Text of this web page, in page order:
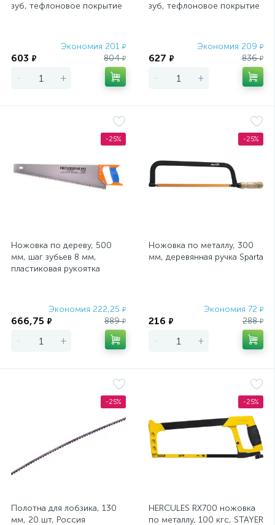
зуб, тефлоновое покрытие
Экономия 201 ₽
603 ₽ 804₽
- +
зуб, тефлоновое покрытие
Экономия 209 ₽
627 ₽ 836₽
- +
-25%
Ножовка по дереву, 500
мм, шаг зубьев 8 мм,
пластиковая рукоятка
Экономия 222,25 ₽
666,75 ₽ 889₽
- +
-25%
Ножовка по металлу, 300
мм, деревянная ручка Sparta
Экономия 72 ₽
216 ₽ 288₽
- +
-25%
Полотна для лобзика, 130
мм, 20 шт, Россия
-25%
HERCULES RX700 ножовка
по металлу, 100 кгс, STAYER